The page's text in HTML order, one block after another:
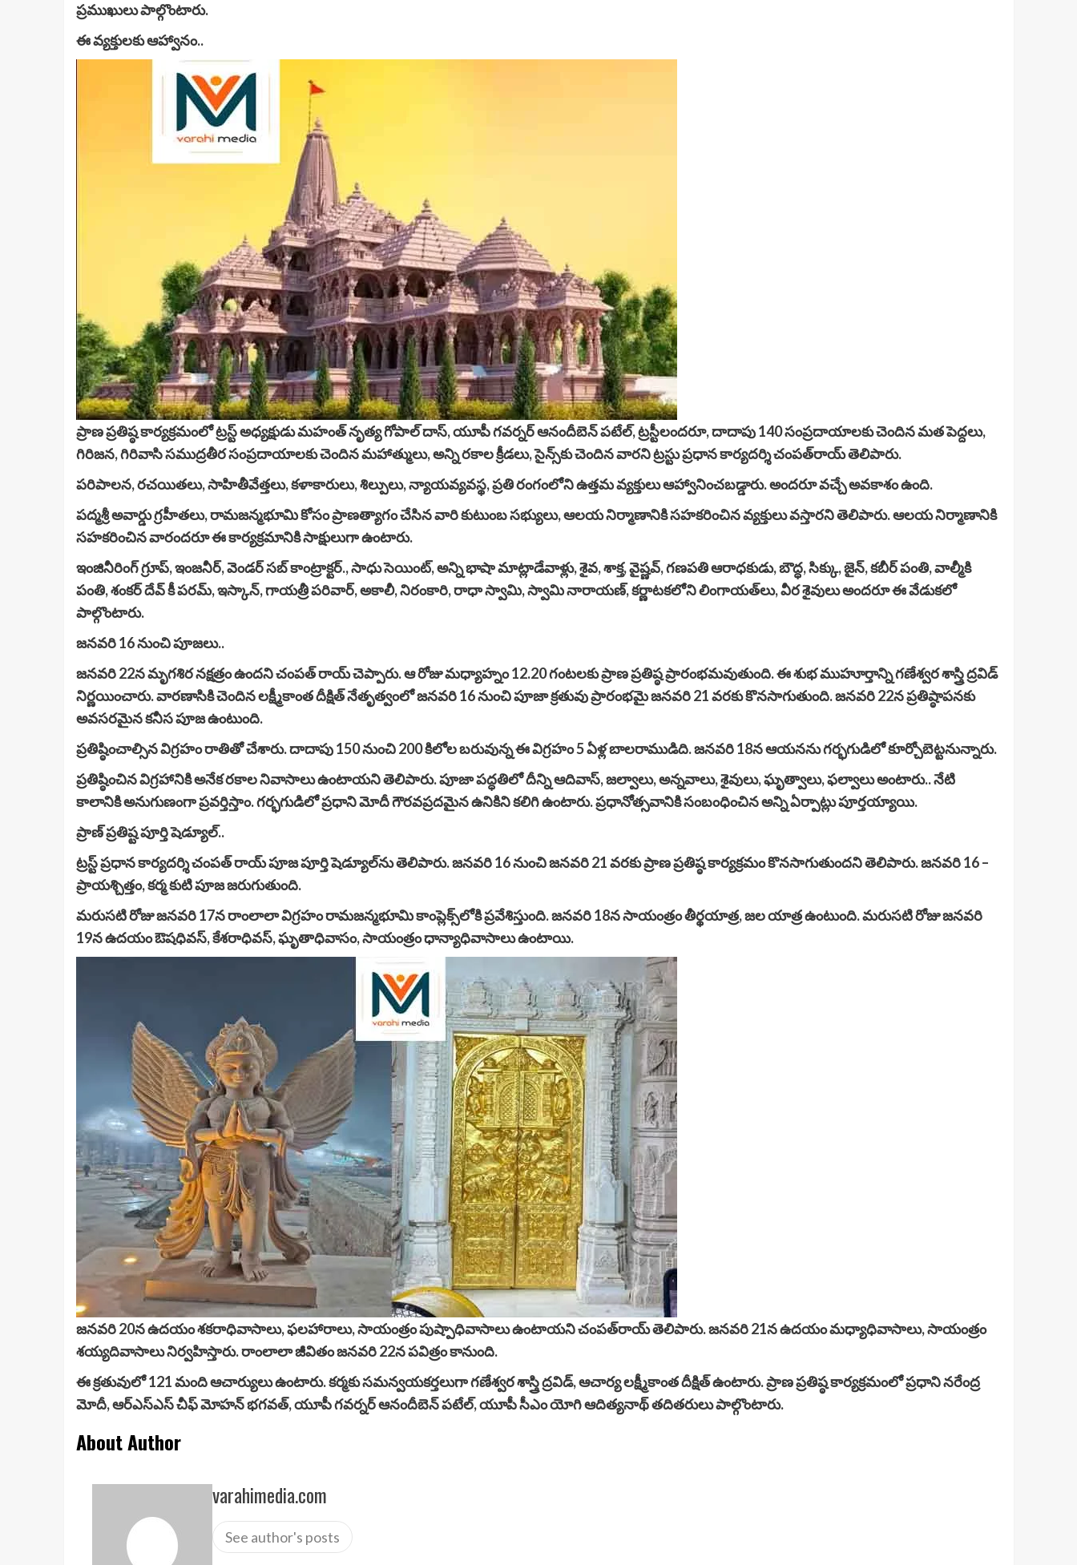
ప్రముఖులు పాల్గొంటారు.
ఈ వ్యక్తులకు ఆహ్వానం..
ప్రాణ ప్రతిష్ఠ కార్యక్రమంలో ట్రస్ట్‌ అధ్యక్షుడు మహంత్‌ నృత్య గోపాల్‌ దాస్‌, యూపీ గవర్నర్‌ ఆనందీబెన్‌ పటేల్‌, ట్రస్టీలందరూ, దాదాపు 140 సంప్రదాయాలకు చెందిన మత పెద్దలు,
గిరిజన, గిరివాసి సముద్రతీర సంప్రదాయాలకు చెందిన మహాత్ములు, అన్ని రకాల క్రీడలు, సైన్స్‌కు చెందిన వారని ట్రస్టు ప్రధాన కార్యదర్శి చంపత్‌రాయ్‌ తెలిపారు.
పరిపాలన, రచయితలు, సాహితీవేత్తలు, కళాకారులు, శిల్పులు, న్యాయవ్యవస్థ, ప్రతి రంగంలోని ఉత్తమ వ్యక్తులు ఆహ్వానించబడ్డారు. అందరూ వచ్చే అవకాశం ఉంది.
పద్మశ్రీ అవార్డు గ్రహీతలు, రామజన్మభూమి కోసం ప్రాణత్యాగం చేసిన వారి కుటుంబ సభ్యులు, ఆలయ నిర్మాణానికి సహకరించిన వ్యక్తులు వస్తారని తెలిపారు. ఆలయ నిర్మాణానికి
సహకరించిన వారందరూ ఈ కార్యక్రమానికి సాక్షులుగా ఉంటారు.
ఇంజినీరింగ్ గ్రూప్, ఇంజనీర్, వెండర్ సబ్ కాంట్రాక్టర్., సాధు సెయింట్, అన్ని భాషా మాట్లాడేవాళ్లు, శైవ, శాక్త, వైష్ణవ్, గణపతి ఆరాధకుడు, బౌద్ధ, సిక్కు, జైన్, కబీర్ పంతి, వాల్మీకి
పంతి, శంకర్ దేవ్ కీ పరమ్, ఇస్కాన్, గాయత్రీ పరివార్, అకాలీ, నిరంకారి, రాధా స్వామి, స్వామి నారాయణ్, కర్ణాటకలోని లింగాయత్‌లు, వీర శైవులు అందరూ ఈ వేడుకలో
పాల్గొంటారు.
జనవరి 16 నుంచి పూజలు..
జనవరి 22న మృగశిర నక్షత్రం ఉందని చంపత్ రాయ్ చెప్పారు. ఆ రోజు మధ్యాహ్నం 12.20 గంటలకు ప్రాణ ప్రతిష్ఠ ప్రారంభమవుతుంది. ఈ శుభ ముహూర్తాన్ని గణేశ్వర శాస్త్రి ద్రవిడ్
నిర్ణయించారు. వారణాసికి చెందిన లక్ష్మీకాంత దీక్షిత్ నేతృత్వంలో జనవరి 16 నుంచి పూజా క్రతువు ప్రారంభమై జనవరి 21 వరకు కొనసాగుతుంది. జనవరి 22న ప్రతిష్ఠాపనకు
అవసరమైన కనీస పూజ ఉంటుంది.
ప్రతిష్ఠించాల్సిన విగ్రహం రాతితో చేశారు. దాదాపు 150 నుంచి 200 కిలోల బరువున్న ఈ విగ్రహం 5 ఏళ్ల బాలరాముడిది. జనవరి 18న ఆయనను గర్భగుడిలో కూర్చోబెట్టనున్నారు.
ప్రతిష్ఠించిన విగ్రహానికి అనేక రకాల నివాసాలు ఉంటాయని తెలిపారు. పూజా పద్ధతిలో దీన్ని ఆదివాస్, జల్వాలు, అన్నవాలు, శైవులు, ఘృత్వాలు, ఫల్వాలు అంటారు.. నేటి
కాలానికి అనుగుణంగా ప్రవర్తిస్తాం. గర్భగుడిలో ప్రధాని మోదీ గౌరవప్రదమైన ఉనికిని కలిగి ఉంటారు. ప్రధానోత్సవానికి సంబంధించిన అన్ని ఏర్పాట్లు పూర్తయ్యాయి.
ప్రాణ్ ప్రతిష్ట పూర్తి షెడ్యూల్..
ట్రస్ట్ ప్రధాన కార్యదర్శి చంపత్ రాయ్ పూజ పూర్తి షెడ్యూల్‌ను తెలిపారు. జనవరి 16 నుంచి జనవరి 21 వరకు ప్రాణ ప్రతిష్ఠ కార్యక్రమం కొనసాగుతుందని తెలిపారు. జనవరి 16 –
ప్రాయశ్చిత్తం, కర్మ కుటి పూజ జరుగుతుంది.
మరుసటి రోజు జనవరి 17న రాంలాలా విగ్రహం రామజన్మభూమి కాంప్లెక్స్‌లోకి ప్రవేశిస్తుంది. జనవరి 18న సాయంత్రం తీర్థయాత్ర, జల యాత్ర ఉంటుంది. మరుసటి రోజు జనవరి
19న ఉదయం ఔషధివస్, కేశరాధివస్, ఘృతాధివాసం, సాయంత్రం ధాన్యాధివాసాలు ఉంటాయి.
జనవరి 20న ఉదయం శకరాధివాసాలు, ఫలహారాలు, సాయంత్రం పుష్పాధివాసాలు ఉంటాయని చంపత్‌రాయ్‌ తెలిపారు. జనవరి 21న ఉదయం మధ్యాధివాసాలు, సాయంత్రం
శయ్యదివాసాలు నిర్వహిస్తారు. రాంలాలా జీవితం జనవరి 22న పవిత్రం కానుంది.
ఈ క్రతువులో 121 మంది ఆచార్యులు ఉంటారు. కర్మకు సమన్వయకర్తలుగా గణేశ్వర శాస్త్రి ద్రవిడ్, ఆచార్య లక్ష్మీకాంత దీక్షిత్ ఉంటారు. ప్రాణ ప్రతిష్ఠ కార్యక్రమంలో ప్రధాని నరేంద్ర
మోదీ, ఆర్‌ఎస్‌ఎస్‌ చీఫ్‌ మోహన్‌ భగవత్‌, యూపీ గవర్నర్‌ ఆనందీబెన్‌ పటేల్‌, యూపీ సీఎం యోగి ఆదిత్యనాథ్‌ తదితరులు పాల్గొంటారు.
About Author
varahimedia.com
See author's posts